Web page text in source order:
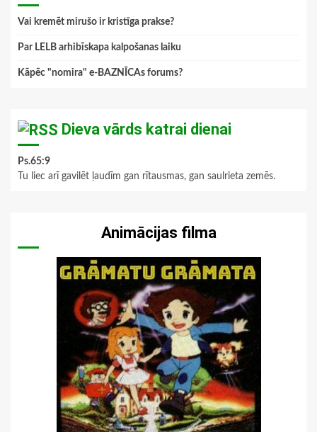
Vai kremēt mirušo ir kristīga prakse?
Par LELB arhibīskapa kalpošanas laiku
Kāpēc "nomira" e-BAZNĪCAs forums?
Dieva vārds katrai dienai
Ps.65:9
Tu liec arī gavilēt ļaudīm gan rītausmas, gan saulrieta zemēs.
Animācijas filma